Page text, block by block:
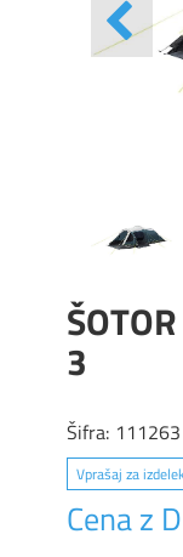
3
Šifra: 111263
Vprašaj za
Cena z